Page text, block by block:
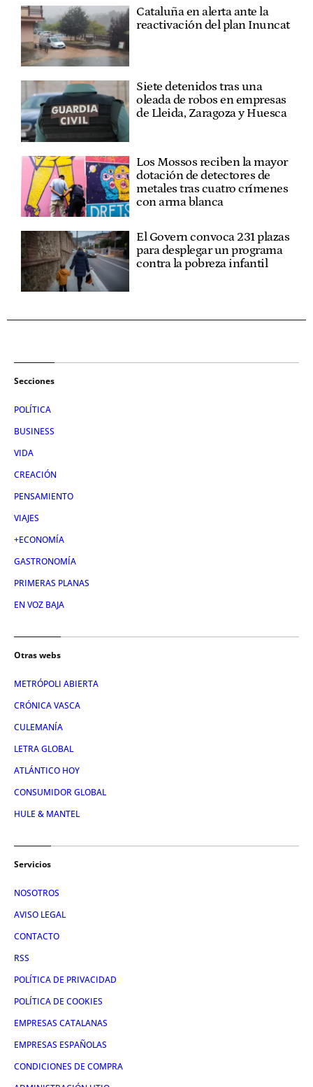
Cataluña en alerta ante la
reactivación del plan Inuncat
Siete detenidos tras una
oleada de robos en empresas
de Lleida, Zaragoza y Huesca
Los Mossos reciben la mayor
dotación de detectores de
metales tras cuatro crímenes
con arma blanca
El Govern convoca 231 plazas
para desplegar un programa
contra la pobreza infantil
Secciones
POLÍTICA
BUSINESS
VIDA
CREACIÓN
PENSAMIENTO
VIAJES
+ECONOMÍA
GASTRONOMÍA
PRIMERAS PLANAS
EN VOZ BAJA
Otras webs
METRÓPOLI ABIERTA
CRÓNICA VASCA
CULEMANÍA
LETRA GLOBAL
ATLÁNTICO HOY
CONSUMIDOR GLOBAL
HULE & MANTEL
Servicios
NOSOTROS
AVISO LEGAL
CONTACTO
RSS
POLÍTICA DE PRIVACIDAD
POLÍTICA DE COOKIES
EMPRESAS CATALANAS
EMPRESAS ESPAÑOLAS
CONDICIONES DE COMPRA